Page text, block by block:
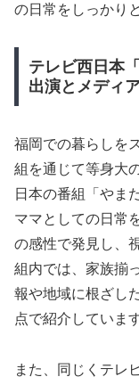
の日常をしっかり
テレビ西日本
出演とメディ
福岡での暮らしを
組を通じて等身大
日本の番組「やま
ママとしての日常
の感性で発見し、
組内では、家族揃
報や地域に根ざし
点で紹介しています
また、同じくテレ